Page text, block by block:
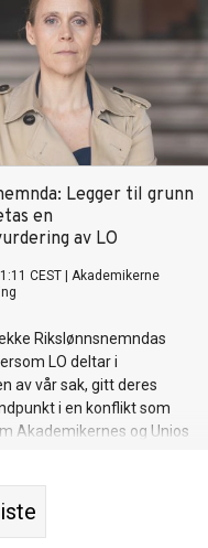
Legger til grunn
en
av LO
CEST
Akademikerne
Rikslønnsnemndas
LO deltar i
av vår sak, gitt deres
i en konflikt som
Akademikernes og Unios
Lise Lyngsnes Randeberg.